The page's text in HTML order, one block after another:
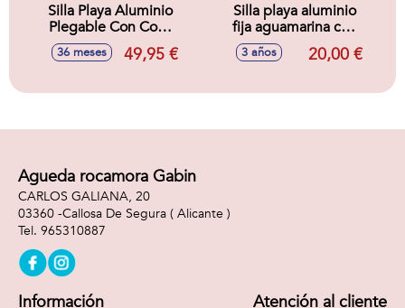
Silla Playa Aluminio
Plegable Con Cojin
63X57X83Cm
36 meses 49,95 €
Silla playa aluminio
fija aguamarina con
asas para
transportar
cm altura asiento
3 años 20,00 €
Agueda rocamora Gabin
CARLOS GALIANA, 20
03360 -Callosa De Segura ( Alicante )
965310887
Información Atención al cliente